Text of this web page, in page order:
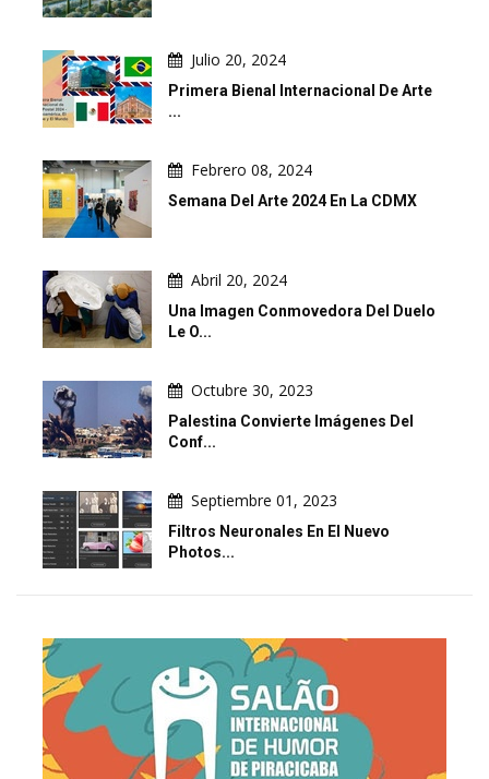
Julio 20, 2024
Primera Bienal Internacional De Arte
...
Febrero 08, 2024
Semana Del Arte 2024 En La CDMX
Abril 20, 2024
Una Imagen Conmovedora Del Duelo
Le O...
Octubre 30, 2023
Palestina Convierte Imágenes Del
Conf...
Septiembre 01, 2023
Filtros Neuronales En El Nuevo
Photos...